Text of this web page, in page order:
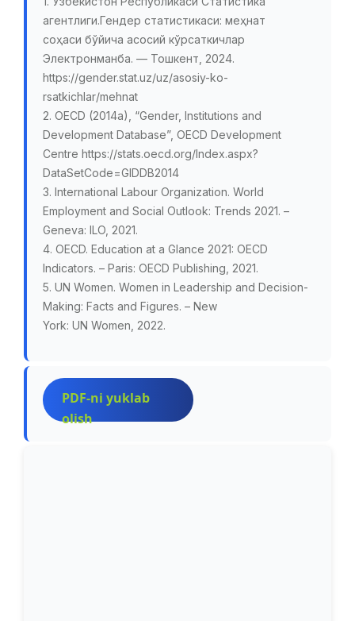
агентлиги.Гендер статистикаси: меҳнат
соҳаси бўйича асосий кўрсаткичлар
Электронманба. — Тошкент, 2024.
https://gender.stat.uz/uz/asosiy-ko-
rsatkichlar/mehnat
2. OECD (2014a), “Gender, Institutions and
Development Database”, OECD Development
Centre https://stats.oecd.org/Index.aspx?
DataSetCode=GIDDB2014
3. International Labour Organization. World
Employment and Social Outlook: Trends 2021. –
Geneva: ILO, 2021.
4. OECD. Education at a Glance 2021: OECD
Indicators. – Paris: OECD Publishing, 2021.
5. UN Women. Women in Leadership and Decision-
Making: Facts and Figures. – New
York: UN Women, 2022.
PDF-ni yuklab
olish